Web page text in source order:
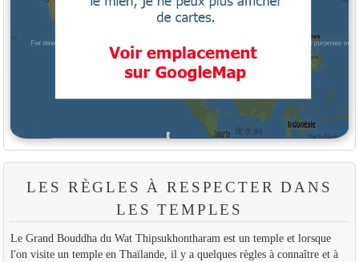
LES RÈGLES À RESPECTER DANS
LES TEMPLES
Le Grand Bouddha du Wat Thipsukhontharam est un temple et lorsque
l'on visite un temple en Thaïlande, il y a quelques règles à connaître et à